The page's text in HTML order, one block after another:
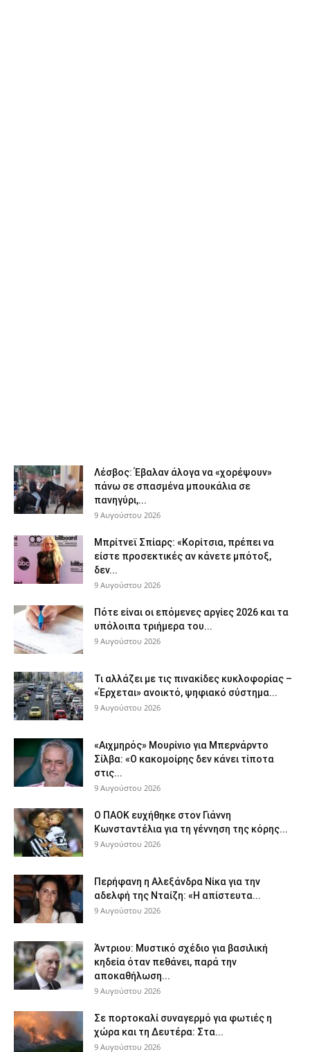
Λέσβος: Έβαλαν άλογα να «χορέψουν»
πάνω σε σπασμένα μπουκάλια σε
πανηγύρι,...
9 Αυγούστου 2026
Μπρίτνεϊ Σπίαρς: «Κορίτσια, πρέπει να
είστε προσεκτικές αν κάνετε μπότοξ,
δεν...
9 Αυγούστου 2026
Πότε είναι οι επόμενες αργίες 2026 και τα
υπόλοιπα τριήμερα του...
9 Αυγούστου 2026
Τι αλλάζει με τις πινακίδες κυκλοφορίας –
«Έρχεται» ανοικτό, ψηφιακό σύστημα...
9 Αυγούστου 2026
«Αιχμηρός» Μουρίνιο για Μπερνάρντο
Σίλβα: «Ο κακομοίρης δεν κάνει τίποτα
στις...
9 Αυγούστου 2026
Ο ΠΑΟΚ ευχήθηκε στον Γιάννη
Κωνσταντέλια για τη γέννηση της κόρης...
9 Αυγούστου 2026
Περήφανη η Αλεξάνδρα Νίκα για την
αδελφή της Νταίζη: «Η απίστευτα...
9 Αυγούστου 2026
Άντριου: Μυστικό σχέδιο για βασιλική
κηδεία όταν πεθάνει, παρά την
αποκαθήλωση...
9 Αυγούστου 2026
Σε πορτοκαλί συναγερμό για φωτιές η
χώρα και τη Δευτέρα: Στα...
9 Αυγούστου 2026